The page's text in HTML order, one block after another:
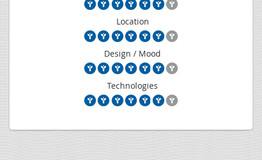
Location
Design / Mood
Technologies